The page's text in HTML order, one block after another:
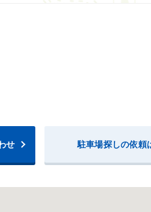
せ 駐車場探しの依頼